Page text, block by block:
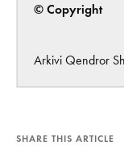
© Copyright
Arkivi Qendror
SHARE THIS ARTICLE